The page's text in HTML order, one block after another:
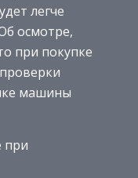
легче
осмотре,
при покупке
машины
при